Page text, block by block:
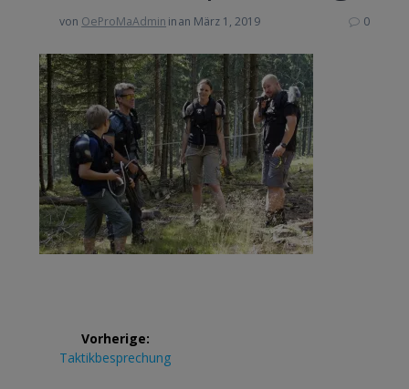
von OeProMaAdmin inan März 1, 2019 0
Beitrags-
Navigation
Vorherige:
Vorheriger
Taktikbesprechung